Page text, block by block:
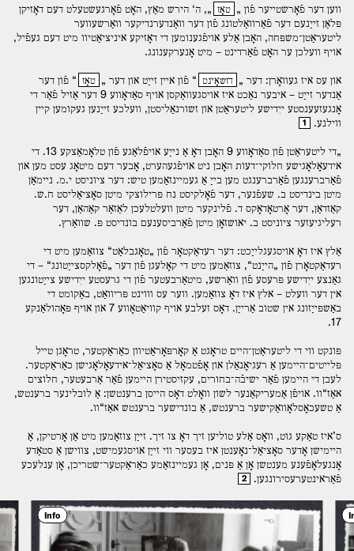
װען דער פֿאָרשטײער פֿון „ טאָז „, ה‘ הירש מאַץ, האָט פֿאָרגעשטעלט דעם דאָזיקן
פּלאַן זײַנעם דער פֿאַרװאַלטונג פֿון דער װאַנדערנדיקער װאַרשעװער
ליטעראַטן־משפּחה, האָבן אַלע אויפֿגענומען די דאָזיקע איניציאַטיװ מיט דעם געפֿיל,
אויף װעלכן ער האָט פֿאַרדינט – מיט אָנערקענונג.
און עס איז געװאָרן: דער „ דזשאָינט “ פֿון אײן זײַט און דער „ טאָז “ פֿון דער
אַנדער זײַט – איבער נאַכט איז אויסגעװאַקסן אויף סאַדאָװע 9 דער אַזיל פֿאַר די
אָנגעזעענסטע ייִדישע ליטעראַטן און זשורנאַליסטן, װעלכע זײַנען געקומען קײן
װילנע.
1
„די ליטעראַטן פֿון סאַדאָװע 9 האָבן דאָ אַ נײַע אויפֿלאַגע פֿון טלאָמאַצקע 13. די
אידעאָלאָגישע חלוקי־דעות האָבן ניט אויפֿגעהערט, אָבער דעם מיטאָג עסט מען און
פֿאַרברענגען פֿאַרברענגט מען בײַ אַ געמײנזאַמען טיש: דער ציוניסט י.מ. נײמאַן
מיטן בינדיסט ב. שעפֿנער, דער פֿאָלקיסט נח פּרילוצקי מיטן סאָציאַליסט ח.ש.
קאַזדאַן, דער אָרטאָדאָקס ד. פֿלינקער מיטן װעלטלעכן לאַזאַר קאַהאַן, דער
רעליגיעזער ציוניסט ב. יאושזאָן מיטן פֿאַרביסענעם בונדיסט פּ. שװאַרץ.
אַלץ איז דאָ אויסגעגלײַכט: דער רעדאַקטאָר פֿון „טאָגבלאַט“ צוזאַמען מיט די
רעדאַקטאָרן פֿון „הײַנט“, צוזאַמען מיט די קאָלעגן פֿון דער „פֿאָלקסצײַטונג“ – די
גאַנצע ייִדישע פּרעסע פֿון װאַרשע, מיטאַרבעטער פֿון די גרעסטע ייִדישע צײַטונגען
אין דער װעלט – אלץ איז דאָ צוזאַמען. װער עס װוינט פּריװאַט, באַקומט די
באַשפּײַזונג אין שטוב אַרײַן. דאָס זעלבע אויף קװיאַטאָװע 7 און אויף פּאָהולאַנקע
17.
פּונקט װי די ליטעראַטן־הײם טראָגט אַ קאָרפּאָראַטיװן כאַראַקטער, טראָגן טײל
פּלײטים־הײמען אַ רעגיאָנאַלן און אָפֿטמאָל אַ סאָציאַל־אידעאָלאָגישן כאַראַקטער.
לעבן די הײמען פֿאַר ישיבֿה־בחורים, עקזיסטירן הײמען פֿאַר אַרבעטער, חלוצים
אאַז“װ. אויפֿן אַמעריקאַנער לשון װאָלט דאָס הײסן ברענטשן: אַ לובלינער ברענטש,
אַ טשעכאָסלאָװאַקישער ברענטש, אַ בונדישער ברענטש אאַז“װ.
ס’איז טאַקע גוט, װאָס אַלע טוליען זיך דאָ צו זיך. זײַן צוזאַמען מיט אַן אָרטיקן, אַ
הײמישן אָדער סאָציאַל־נאָענטן איז בעסער װי זײַן אויסגעמישט, צװישן אַ סטאַדע
אָנגעלאָפֿענע מענטשן אָן אַ פּנים, אָן געמײנזאַמע כאַראַקטער־שטריכן, אָן ענלעכע
פֿאַראינטערעסירונגען.
2
Info